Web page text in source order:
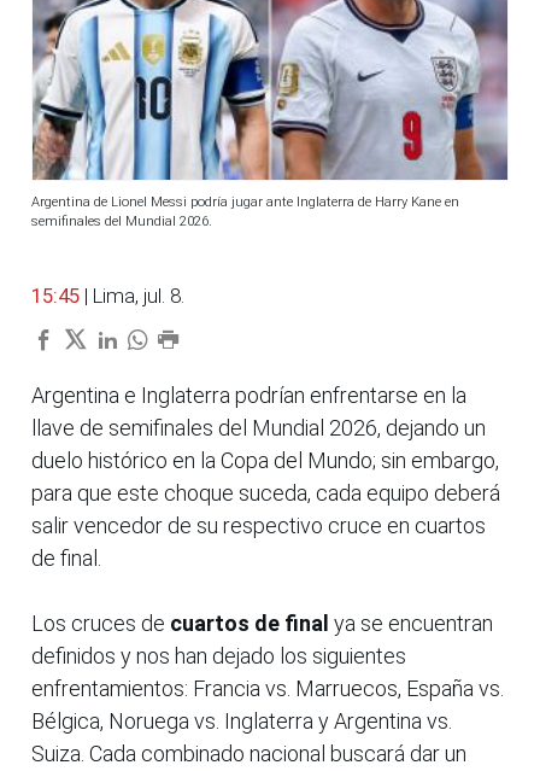
Argentina de Lionel Messi podría jugar ante Inglaterra de Harry Kane en
semifinales del Mundial 2026.
15:45 | Lima, jul. 8.
Argentina e Inglaterra podrían enfrentarse en la
llave de semifinales del Mundial 2026, dejando un
duelo histórico en la Copa del Mundo; sin embargo,
para que este choque suceda, cada equipo deberá
salir vencedor de su respectivo cruce en cuartos
de final.
Los cruces de cuartos de final ya se encuentran
definidos y nos han dejado los siguientes
enfrentamientos: Francia vs. Marruecos, España vs.
Bélgica, Noruega vs. Inglaterra y Argentina vs.
Suiza. Cada combinado nacional buscará dar un